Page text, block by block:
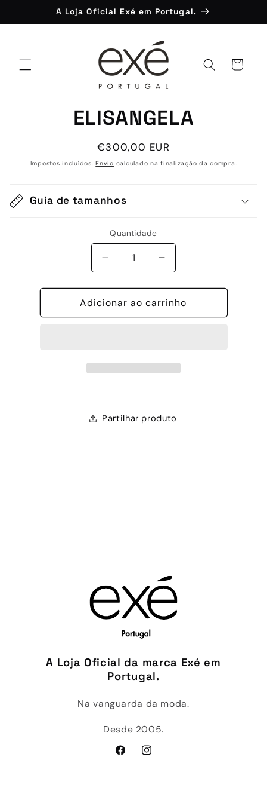
conteúdo
A Loja Oficial Exé em Portugal.
Carrinho
ELISANGELA
Preço
normal
€300,00 EUR
Impostos incluídos.Envio calculado na finalização da compra.
Guia de tamanhos
Quantidade
Quantidade
Diminuir
a
quantidade
de
ELISANGELA
Aumentar
a
quantidade
de
ELISANGELA
Adicionar ao carrinho
Partilhar produto
A Loja Oficial da marca Exé em
Portugal.
Na vanguarda da moda.
Desde 2005.
FacebookInstagram